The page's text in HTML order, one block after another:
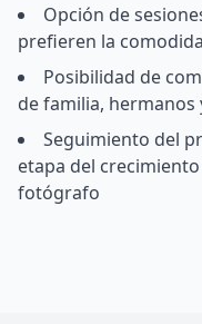
Opción de
prefieren la
Posibilidad de
de familia, hermanos
Seguimiento del
etapa del
fotógrafo